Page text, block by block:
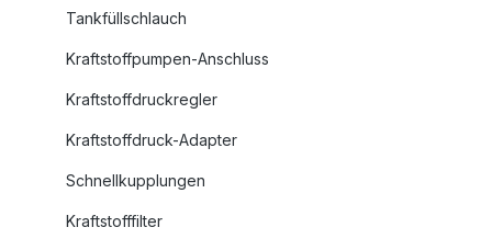
Tankfüllschlauch
Kraftstoffpumpen-Anschluss
Kraftstoffdruckregler
Kraftstoffdruck-Adapter
Schnellkupplungen
Kraftstofffilter